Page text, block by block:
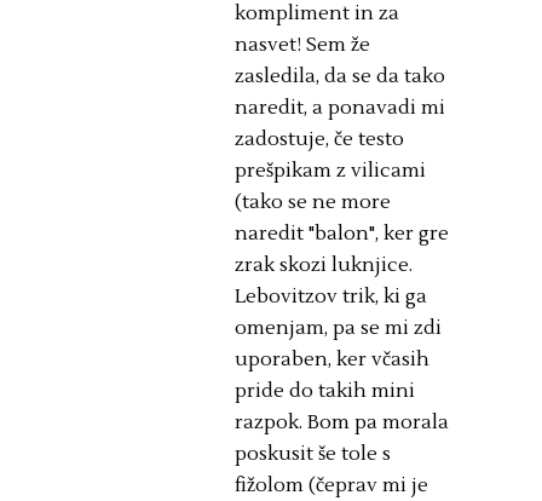
kompliment in za
nasvet! Sem že
zasledila, da se da tako
naredit, a ponavadi mi
zadostuje, če testo
prešpikam z vilicami
(tako se ne more
naredit "balon", ker gre
zrak skozi luknjice.
Lebovitzov trik, ki ga
omenjam, pa se mi zdi
uporaben, ker včasih
pride do takih mini
razpok. Bom pa morala
poskusit še tole s
fižolom (čeprav mi je